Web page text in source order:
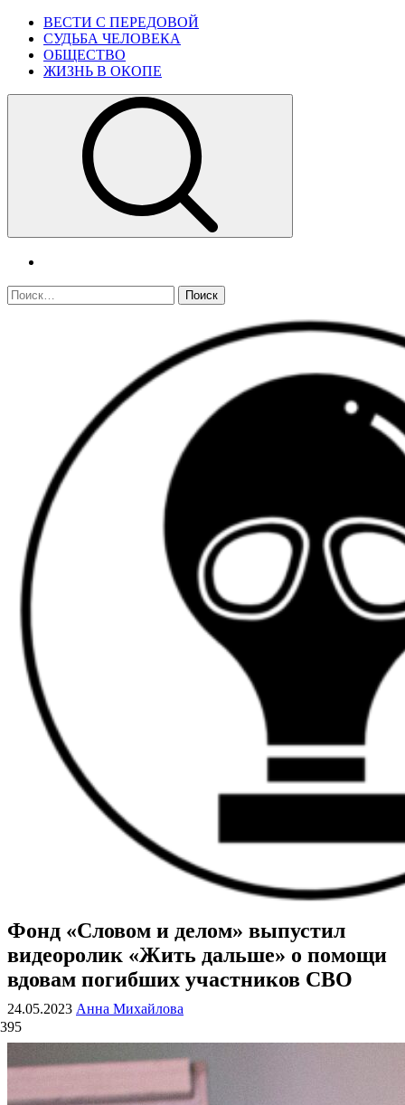
Skip
content
Primary
Menu
ВЕСТИ С ПЕРЕДОВОЙ
СУДЬБА ЧЕЛОВЕКА
ОБЩЕСТВО
ЖИЗНЬ В ОКОПЕ
Найти:
ВОЕННЫЕ СТРАНИЦЫ
СТАТЬИ ВОЕННОЙ ТЕМАТИКИ
Фонд «Словом и делом» выпустил
видеоролик «Жить дальше» о помощи
вдовам погибших участников СВО
24.05.2023 Анна Михайлова
395